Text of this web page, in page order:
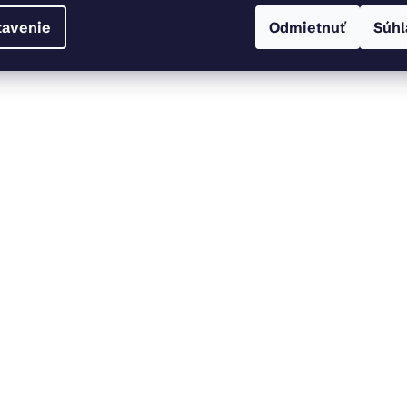
Odmietnuť